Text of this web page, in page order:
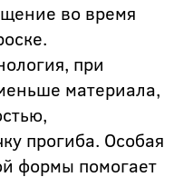
во время
при
материала,
прогиба. Особая
формы помогает